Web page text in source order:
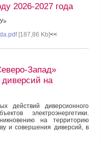
2026-2027 года
[187,86 Kb]<<
Запад»
на
действий диверсионного
электроэнергетики.
на территорию
и совершения диверсий, в